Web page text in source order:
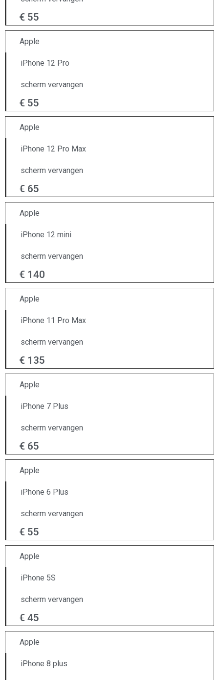
€ 55
Apple
iPhone 12 Pro
scherm vervangen
€ 55
Apple
iPhone 12 Pro Max
scherm vervangen
€ 65
Apple
iPhone 12 mini
scherm vervangen
€ 140
Apple
iPhone 11 Pro Max
scherm vervangen
€ 135
Apple
iPhone 7 Plus
scherm vervangen
€ 65
Apple
iPhone 6 Plus
scherm vervangen
€ 55
Apple
iPhone 5S
scherm vervangen
€ 45
Apple
iPhone 8 plus